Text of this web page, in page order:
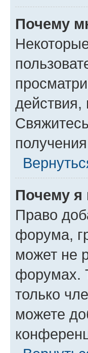
Почему
Почему я
Право
форума,
может не
форумах.
только
можете